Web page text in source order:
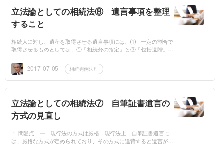
立法論としての相続法⑧ 遺言事項を整理
すること
相続人に対し、遺産を取得させる遺言事項には、⑴ 一定の割合で
取得させるものとしては、①「相続分の指定」と②「包括遺贈」が
割方法の指定」と④...
2017-07-05 相続判例法理
立法論としての相続法⑦ 自筆証書遺言の
方式の見直し
１ 問題点 ー 現行法の方式は厳格 現行法上，自筆証書遺言に
は、厳格な方式が定められており、その方式に違背すると遺言が無